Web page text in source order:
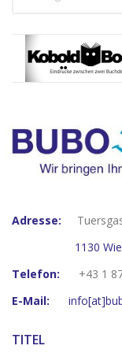
Adresse:
1130
Telefon:
+43 1
E-Mail:
TITEL